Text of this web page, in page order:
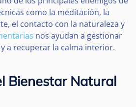
como la meditación, la
el contacto con la naturaleza y
nos ayudan a gestionar
a recuperar la calma interior.
Bienestar Natural